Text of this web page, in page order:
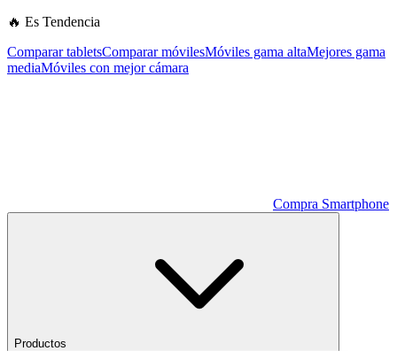
🔥 Es Tendencia
Comparar tabletsComparar móvilesMóviles gama altaMejores gama
mediaMóviles con mejor cámara
Compra Smartphone
Productos